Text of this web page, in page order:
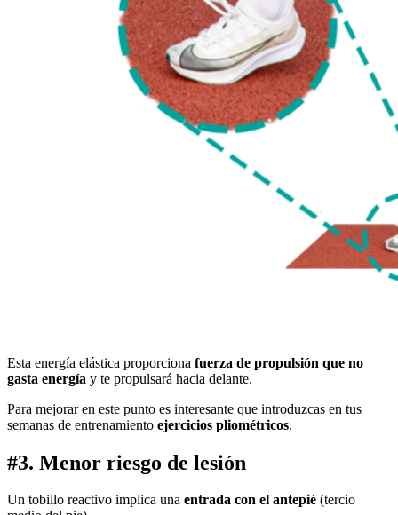
Esta energía elástica proporciona fuerza de propulsión que no
gasta energía y te propulsará hacia delante.
Para mejorar en este punto es interesante que introduzcas en tus
semanas de entrenamiento ejercicios pliométricos.
#3. Menor riesgo de lesión
Un tobillo reactivo implica una entrada con el antepié (tercio